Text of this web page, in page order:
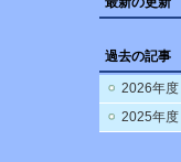
過去の記事
2026年度
2025年度